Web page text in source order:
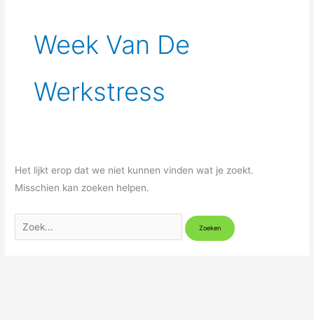
Week Van De
Werkstress
Het lijkt erop dat we niet kunnen vinden wat je zoekt.
Misschien kan zoeken helpen.